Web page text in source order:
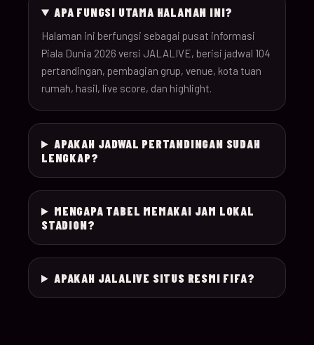
17-Jun-
26
18-Jun-
26
12:00
18-Jun-
26
Switzerland v
Herzegovina
027
18-Jun-
15:00 Canada v Qatar
028
26
19:00 Mexico v South
029 21:00 Brazil v Haiti
APA FUNGSI UTAMA HALAMAN INI?
Halaman ini berfungsi sebagai pusat informasi
Piala Dunia 2026 versi JALALIVE, berisi jadwal 104
pertandingan, pembagian grup, venue, kota tuan
rumah, hasil, live score, dan highlight.
APAKAH JADWAL PERTANDINGAN SUDAH
LENGKAP?
MENGAPA TABEL MEMAKAI JAM LOKAL
STADION?
APAKAH JALALIVE SITUS RESMI FIFA?